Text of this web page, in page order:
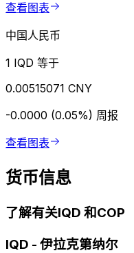
查看图表
中国人民币
1 IQD 等于
0.00515071 CNY
-0.0000 (0.05%) 周报
查看图表
货币信息
了解有关IQD 和COP
IQD - 伊拉克第纳尔